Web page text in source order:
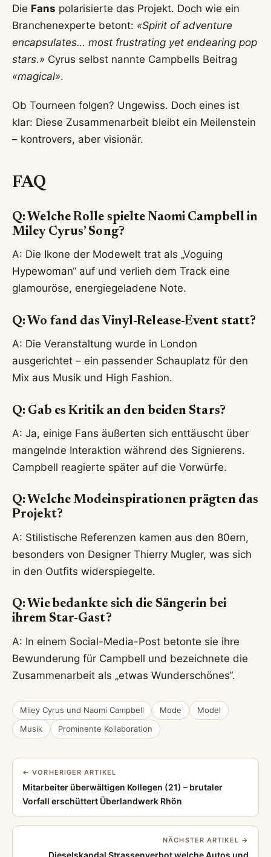
Die Fans polarisierte das Projekt. Doch wie ein
Branchenexperte betont: «Spirit of adventure
encapsulates… most frustrating yet endearing pop
stars.» Cyrus selbst nannte Campbells Beitrag
«magical».
Ob Tourneen folgen? Ungewiss. Doch eines ist
klar: Diese Zusammenarbeit bleibt ein Meilenstein
– kontrovers, aber visionär.
FAQ
Q: Welche Rolle spielte Naomi Campbell in
Miley Cyrus’ Song?
A: Die Ikone der Modewelt trat als „Voguing
Hypewoman“ auf und verlieh dem Track eine
glamouröse, energiegeladene Note.
Q: Wo fand das Vinyl-Release-Event statt?
A: Die Veranstaltung wurde in London
ausgerichtet – ein passender Schauplatz für den
Mix aus Musik und High Fashion.
Q: Gab es Kritik an den beiden Stars?
A: Ja, einige Fans äußerten sich enttäuscht über
mangelnde Interaktion während des Signierens.
Campbell reagierte später auf die Vorwürfe.
Q: Welche Modeinspirationen prägten das
Projekt?
A: Stilistische Referenzen kamen aus den 80ern,
besonders von Designer Thierry Mugler, was sich
in den Outfits widerspiegelte.
Q: Wie bedankte sich die Sängerin bei
ihrem Star-Gast?
A: In einem Social-Media-Post betonte sie ihre
Bewunderung für Campbell und bezeichnete die
Zusammenarbeit als „etwas Wunderschönes“.
Miley Cyrus und Naomi Campbell Mode
Model
Musik
Prominente Kollaboration
← VORHERIGER ARTIKEL
Mitarbeiter überwältigen Kollegen (21) – brutaler
Vorfall erschüttert Überlandwerk Rhön
NÄCHSTER ARTIKEL →
Dieselskandal Strassenverbot welche Autos und